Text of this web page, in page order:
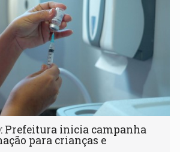
Prefeitura inicia campanha
para crianças e